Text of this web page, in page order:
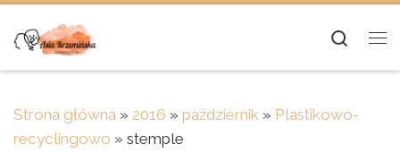
Skip to content
Strona główna » 2016 » październik » Plastikowo-
recyclingowo » stemple